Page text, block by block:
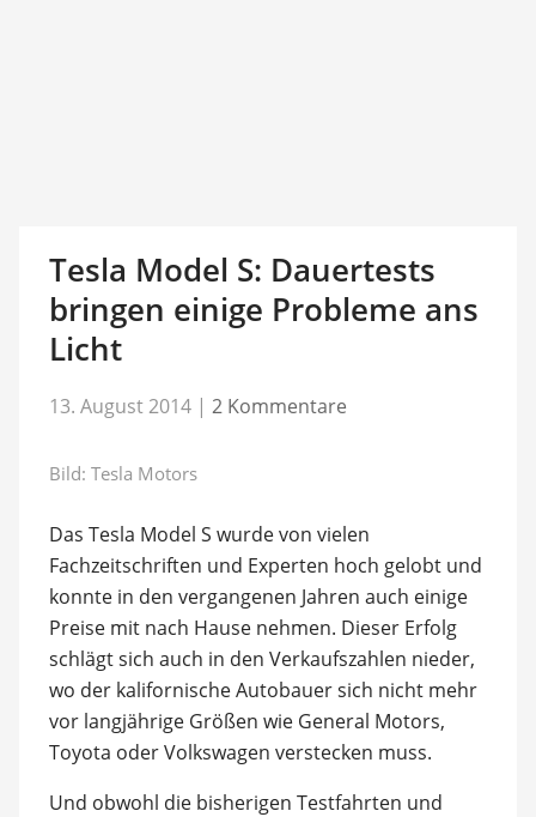
Tesla Model S: Dauertests
bringen einige Probleme ans
Licht
13. August 2014 | 2 Kommentare
Bild: Tesla Motors
Das Tesla Model S wurde von vielen
Fachzeitschriften und Experten hoch gelobt und
konnte in den vergangenen Jahren auch einige
Preise mit nach Hause nehmen. Dieser Erfolg
schlägt sich auch in den Verkaufszahlen nieder,
wo der kalifornische Autobauer sich nicht mehr
vor langjährige Größen wie General Motors,
Toyota oder Volkswagen verstecken muss.
Und obwohl die bisherigen Testfahrten und